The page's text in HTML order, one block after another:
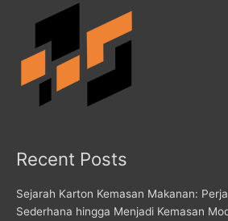
Recent Posts
Sejarah Karton Kemasan Makanan:
Sederhana hingga Menjadi Kemasan